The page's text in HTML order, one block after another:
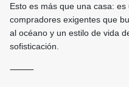
Esto es más que una casa:
compradores exigentes que
al océano y un estilo de vida
sofisticación.
⸻